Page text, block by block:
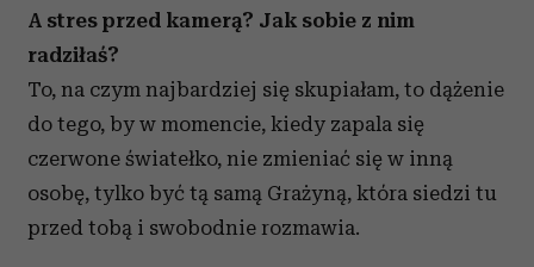
A stres przed kamerą? Jak sobie z nim
radziłaś?
To, na czym najbardziej się skupiałam, to dążenie
do tego, by w momencie, kiedy zapala się
czerwone światełko, nie zmieniać się w inną
osobę, tylko być tą samą Grażyną, która siedzi tu
przed tobą i swobodnie rozmawia.